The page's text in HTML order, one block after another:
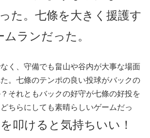
た。七條を大きく援護す
ランだった。
く、守備でも畠山や谷内が大事な場面
。七條のテンポの良い投球がバックの
それともバックの好守が七條の好投を
ちらにしても素晴らしいゲームだっ
叩けると気持ちいい！